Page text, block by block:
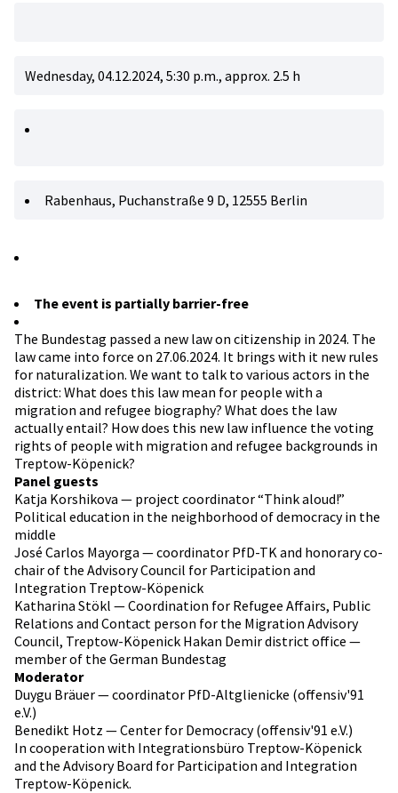
Wednesday, 04.12.2024, 5:30 p.m., approx. 2.5 h
Rabenhaus, Puchanstraße 9 D, 12555 Berlin
The event is partially barrier-free
The Bundestag passed a new law on citizenship in 2024. The
law came into force on 27.06.2024. It brings with it new rules
for naturalization. We want to talk to various actors in the
district: What does this law mean for people with a
migration and refugee biography? What does the law
actually entail? How does this new law influence the voting
rights of people with migration and refugee backgrounds in
Treptow-Köpenick?
Panel guests
Katja Korshikova — project coordinator “Think aloud!”
Political education in the neighborhood of democracy in the
middle
José Carlos Mayorga — coordinator PfD-TK and honorary co-
chair of the Advisory Council for Participation and
Integration Treptow-Köpenick
Katharina Stökl — Coordination for Refugee Affairs, Public
Relations and Contact person for the Migration Advisory
Council, Treptow-Köpenick Hakan Demir district office —
member of the German Bundestag
Moderator
Duygu Bräuer — coordinator PfD-Altglienicke (offensiv'91
e.V.)
Benedikt Hotz — Center for Democracy (offensiv'91 e.V.)
In cooperation with Integrationsbüro Treptow-Köpenick
and the Advisory Board for Participation and Integration
Treptow-Köpenick.